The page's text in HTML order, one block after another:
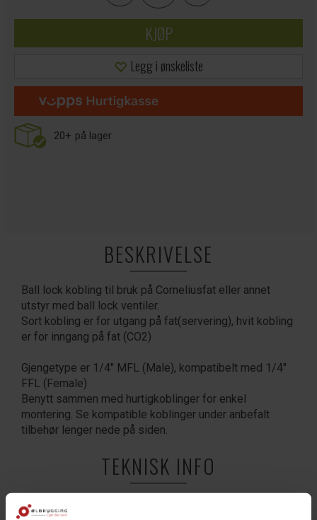
KJØP
Legg i ønskeliste
20+ på lager
BESKRIVELSE
Ball lock kobling til bruk på Corneliusfat eller annet
utstyr med ball lock ventiler.
Sort kobling er for utgang på fat(servering), hvit kobling
er for inngang på fat (CO2)
Gjengetype er 1/4" MFL (Male), kompatibelt med 1/4"
FFL (Female)
Benytt sammen med hurtigkoblinger for enkel
montering. Se kompatible koblinger under anbefalt
tilbehør lenger nede på siden.
TEKNISK INFO
Bruksområde